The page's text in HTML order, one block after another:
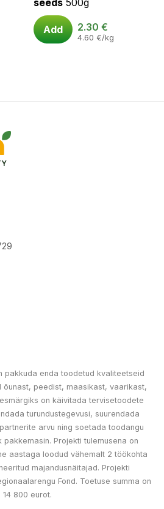
seeds 500g
Add 2.30 €
4.60 €/kg
pakkuda enda toodetud kvaliteetseid
õunast, peedist, maasikast, vaarikast,
on käivitada tervisetoodete
turundustegevusi, suurendada
arvu ning soetada toodangu
Projekti tulemusena on
aastaga loodud vähemalt 2 töökohta
majandusnäitajad. Projekti
Fond. Toetuse summa on
14 800 eurot.